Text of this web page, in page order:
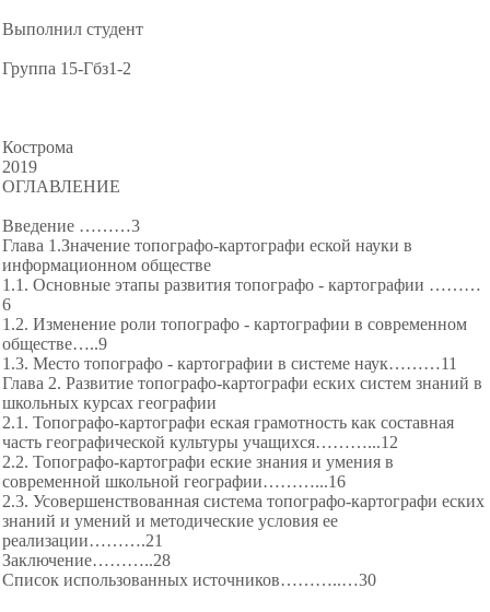
Выполнил студент
Группа 15-Гбз1-2
Кострома
2019
ОГЛАВЛЕНИЕ
Введение ………3
Глава 1.Значение топографо-картографи еской науки в
информационном обществе
1.1. Основные этапы развития топографо - картографии ………
6
1.2. Изменение роли топографо - картографии в современном
обществе…..9
1.3. Место топографо - картографии в системе наук………11
Глава 2. Развитие топографо-картографи еских систем знаний в
школьных курсах географии
2.1. Топографо-картографи еская грамотность как составная
часть географической культуры учащихся………...12
2.2. Топографо-картографи еские знания и умения в
современной школьной географии………...16
2.3. Усовершенствованная система топографо-картографи еских
знаний и умений и методические условия ее
реализации……….21
Заключение………..28
Список использованных источников………..…30